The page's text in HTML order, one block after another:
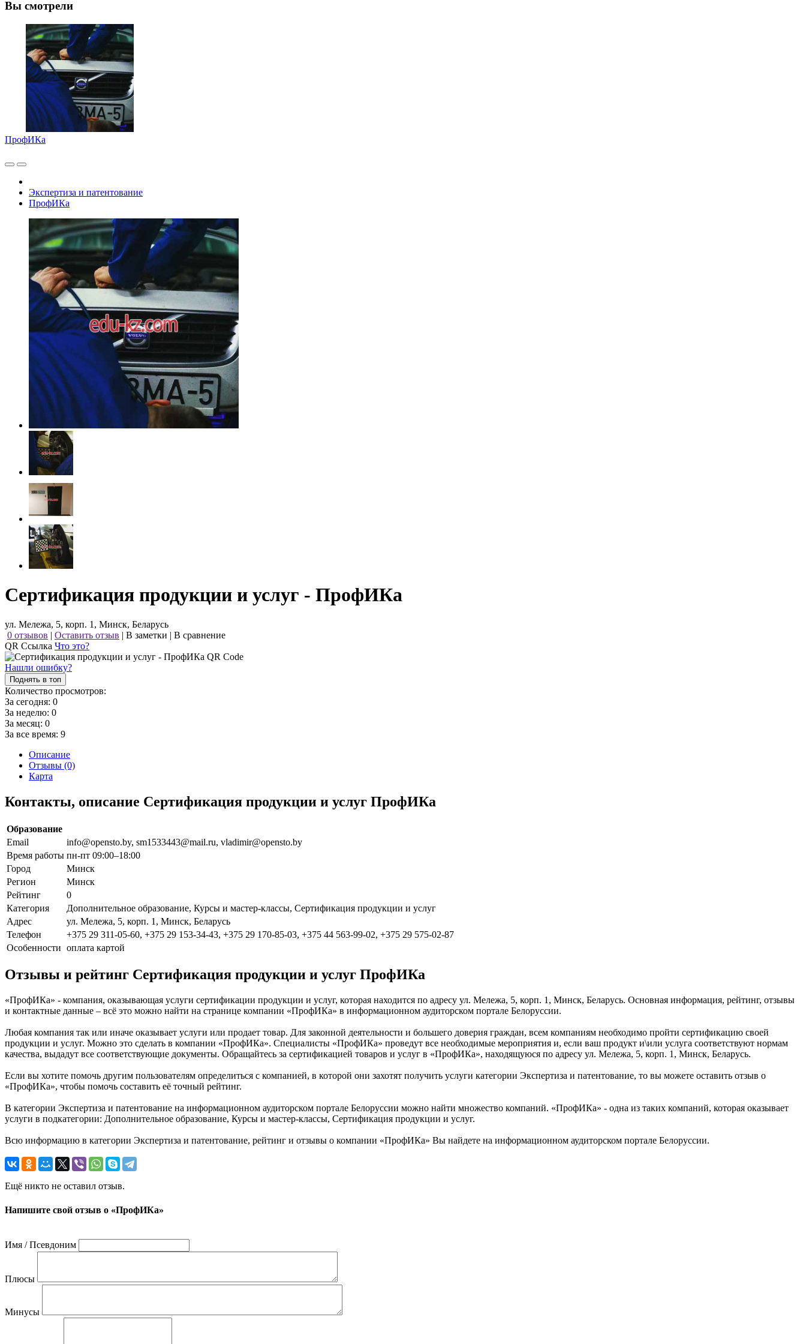
Вы смотрели
ПрофИКа
Экспертиза и патентование
ПрофИКа
Сертификация продукции и услуг - ПрофИКа
ул. Мележа, 5, корп. 1, Минск, Беларусь
0 отзывов | Оставить отзыв | В заметки | В сравнение
QR Ссылка Что это?
Нашли ошибку?
Поднять в топ
Количество просмотров:
За сегодня: 0
За неделю: 0
За месяц: 0
За все время: 9
Описание
Отзывы (0)
Карта
Контакты, описание Сертификация продукции и услуг ПрофИКа
Образование
Email
info@opensto.by, sm1533443@mail.ru, vladimir@opensto.by
Время работы пн-пт 09:00–18:00
Город
Минск
Регион
Минск
Рейтинг
0
Категория
Дополнительное образование, Курсы и мастер-классы, Сертификация продукции и услуг
Адрес
ул. Мележа, 5, корп. 1, Минск, Беларусь
Телефон
+375 29 311-05-60, +375 29 153-34-43, +375 29 170-85-03, +375 44 563-99-02, +375 29 575-02-87
Особенности оплата картой
Отзывы и рейтинг Сертификация продукции и услуг ПрофИКа
«ПрофИКа» - компания, оказывающая услуги сертификации продукции и услуг, которая находится по адресу ул. Мележа, 5, корп. 1, Минск, Беларусь. Основная информация, рейтинг, отзывы
и контактные данные – всё это можно найти на странице компании «ПрофИКа» в информационном аудиторском портале Белоруссии.
Любая компания так или иначе оказывает услуги или продает товар. Для законной деятельности и большего доверия граждан, всем компаниям необходимо пройти сертификацию своей
продукции и услуг. Можно это сделать в компании «ПрофИКа». Специалисты «ПрофИКа» проведут все необходимые мероприятия и, если ваш продукт и\или услуга соответствуют нормам
качества, выдадут все соответствующие документы. Обращайтесь за сертификацией товаров и услуг в «ПрофИКа», находящуюся по адресу ул. Мележа, 5, корп. 1, Минск, Беларусь.
Если вы хотите помочь другим пользователям определиться с компанией, в которой они захотят получить услуги категории Экспертиза и патентование, то вы можете оставить отзыв о
«ПрофИКа», чтобы помочь составить её точный рейтинг.
В категории Экспертиза и патентование на информационном аудиторском портале Белоруссии можно найти множество компаний. «ПрофИКа» - одна из таких компаний, которая оказывает
услуги в подкатегории: Дополнительное образование, Курсы и мастер-классы, Сертификация продукции и услуг.
Всю информацию в категории Экспертиза и патентование, рейтинг и отзывы о компании «ПрофИКа» Вы найдете на информационном аудиторском портале Белоруссии.
Ещё никто не оставил отзыв.
Напишите свой отзыв о «ПрофИКа»
Имя / Псевдоним
Плюсы
Минусы